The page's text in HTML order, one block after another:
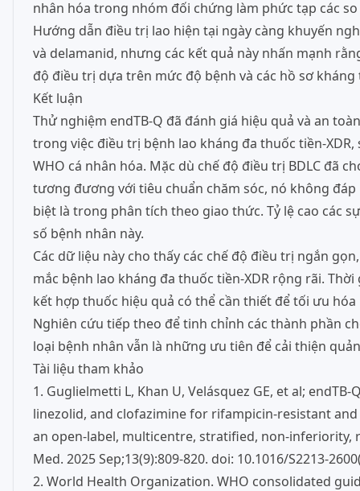
nhân hóa trong nhóm đối chứng làm phức tạp các
Hướng dẫn điều trị lao hiện tại ngày càng khuyến
và delamanid, nhưng các kết quả này nhấn mạnh
độ điều trị dựa trên mức độ bệnh và các hồ sơ
Kết luận
Thử nghiệm endTB-Q đã đánh giá hiệu quả và an
trong việc điều trị bệnh lao kháng đa thuốc tiền-
WHO cá nhân hóa. Mặc dù chế độ điều trị BDLC đã
tương đương với tiêu chuẩn chăm sóc, nó không
biệt là trong phân tích theo giao thức. Tỷ lệ cao các
số bệnh nhân này.
Các dữ liệu này cho thấy các chế độ điều trị ngắn
mắc bệnh lao kháng đa thuốc tiền-XDR rộng rãi.
kết hợp thuốc hiệu quả có thể cần thiết để tối ưu hóa
Nghiên cứu tiếp theo để tinh chỉnh các thành phần
loại bệnh nhân vẫn là những ưu tiên để cải thiện
Tài liệu tham khảo
1. Guglielmetti L, Khan U, Velásquez GE, et al;
linezolid, and clofazimine for rifampicin-resistant
an open-label, multicentre, stratified, non-inferiority,
Med. 2025 Sep;13(9):809-820. doi: 10.1016/S2213-
2. World Health Organization. WHO consolidated